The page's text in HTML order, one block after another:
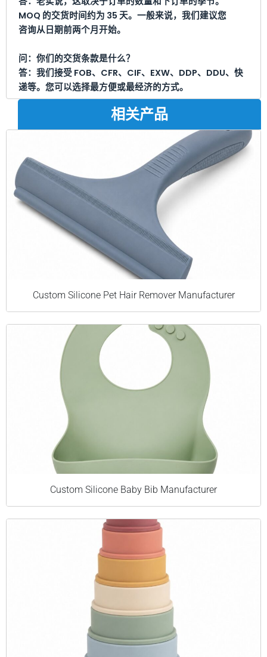
MOQ 的交货时间约为 35 天。一般来说，我们建议您
咨询从日期前两个月开始。
问：你们的交货条款是什么？
答：我们接受 FOB、CFR、CIF、EXW、DDP、DDU、快
递等。您可以选择最方便或最经济的方式。
相关产品
Custom Silicone Pet Hair Remover Manufacturer
Custom Silicone Baby Bib Manufacturer